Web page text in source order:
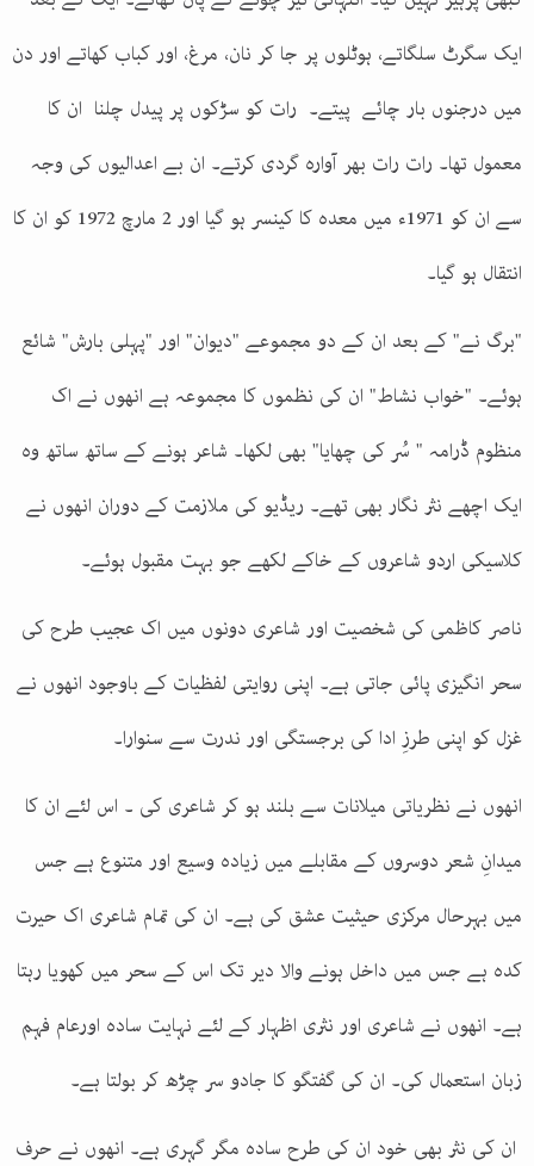
ایک سگرٹ سلگاتے، ہوٹلوں پر جا کر نان، مرغ، اور کباب کھاتے اور دن
میں درجنوں بار چائے پیتے۔ رات کو سڑکوں پر پیدل چلنا ان کا
معمول تھا۔ رات رات بھر آوارہ گردی کرتے۔ ان بے اعدالیوں کی وجہ
سے ان کو 1971ء میں معدہ کا کینسر ہو گیا اور 2 مارچ 1972 کو ان کا
انتقال ہو گیا۔
"برگ نے" کے بعد ان کے دو مجموعے "دیوان" اور "پہلی بارش" شائع
ہوئے۔ "خواب نشاط" ان کی نظموں کا مجموعہ ہے انھوں نے اک
منظوم ڈرامہ " سُر کی چھایا" بھی لکھا۔ شاعر ہونے کے ساتھ ساتھ وہ
ایک اچھے نثر نگار بھی تھے۔ ریڈیو کی ملازمت کے دوران انھوں نے
کلاسیکی اردو شاعروں کے خاکے لکھے جو بہت مقبول ہوئے۔
ناصر کاظمی کی شخصیت اور شاعری دونوں میں اک عجیب طرح کی
سحر انگیزی پائی جاتی ہے۔ اپنی روایتی لفظیات کے باوجود انھوں نے
غزل کو اپنی طرزِ ادا کی برجستگی اور ندرت سے سنوارا۔
انھوں نے نظریاتی میلانات سے بلند ہو کر شاعری کی ۔ اس لئے ان کا
میدانِ شعر دوسروں کے مقابلے میں زیادہ وسیع اور متنوع ہے جس
میں بہرحال مرکزی حیثیت عشق کی ہے۔ ان کی تمام شاعری اک حیرت
کدہ ہے جس میں داخل ہونے والا دیر تک اس کے سحر میں کھویا رہتا
ہے۔ انھوں نے شاعری اور نثری اظہار کے لئے نہایت سادہ اورعام فہم
زبان استعمال کی۔ ان کی گفتگو کا جادو سر چڑھ کر بولتا ہے۔
ان کی نثر بھی خود ان کی طرح سادہ مگر گہری ہے۔ انھوں نے حرف